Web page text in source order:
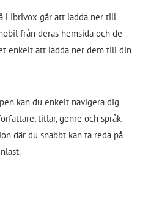
Librivox går att ladda ner till
från deras hemsida och de
enkelt att ladda ner dem till din
kan du enkelt navigera dig
titlar, genre och språk.
där du snabbt kan ta reda på